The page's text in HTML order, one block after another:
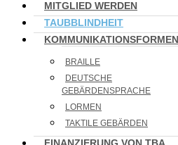
MITGLIED WERDEN
TAUBBLINDHEIT
KOMMUNIKATIONSFORMEN
BRAILLE
DEUTSCHE
GEBÄRDENSPRACHE
LORMEN
TAKTILE GEBÄRDEN